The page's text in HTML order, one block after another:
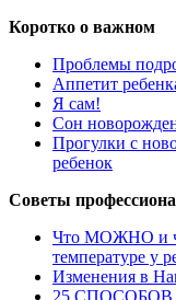
Коротко о важном
Проблемы
Аппетит
Я сам!
Сон
Прогулки с
ребенок
Советы
Что МОЖНО и
температуре у
Изменения в
25